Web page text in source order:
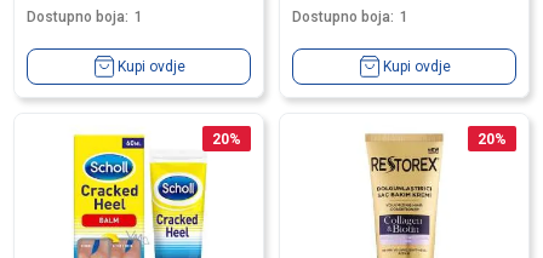
Dostupno boja: 1
Kupi ovdje
Dostupno boja: 1
Kupi ovdje
20% 20%